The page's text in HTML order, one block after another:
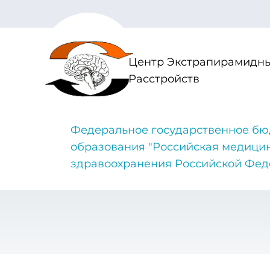
Центр
Расстройств
Федеральное государственное
образования "Российская
здравоохранения Российской